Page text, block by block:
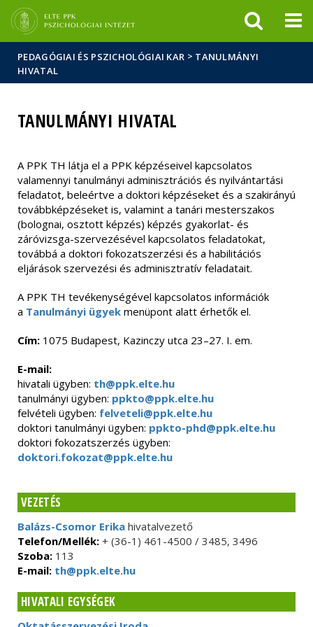
sajtóban
PEDAGÓGIAI ÉS PSZICHOLÓGIAI KAR > TANULMÁNYI
HIVATAL
TANULMÁNYI HIVATAL
A PPK TH látja el a PPK képzéseivel kapcsolatos
valamennyi tanulmányi adminisztrációs és nyilvántartási
feladatot, beleértve a doktori képzéseket és a szakirányú
továbbképzéseket is, valamint a tanári mesterszakos
(bolognai, osztott képzés) képzés gyakorlat- és
záróvizsga-szervezésével kapcsolatos feladatokat,
továbbá a doktori fokozatszerzési és a habilitációs
eljárások szervezési és adminisztratív feladatait.
A PPK TH tevékenységével kapcsolatos információk
a Tanulmányi ügyek menüpont alatt érhetők el.
Cím: 1075 Budapest, Kazinczy utca 23–27. I. em.
E-mail:
hivatali ügyben: th@ppk.elte.hu
tanulmányi ügyben: ppkto@ppk.elte.hu
felvételi ügyben: felveteli@ppk.elte.hu
doktori tanulmányi ügyben: ppkto-phd@ppk.elte.hu
doktori fokozatszerzés ügyben:
doktori.fokozat@ppk.elte.hu
VEZETÉS
Balázs-Csomor Erika hivatalvezető
Telefon/Mellék: + (36-1) 461-4500 / 3485, 3496
Szoba: 113
E-mail: th@ppk.elte.hu
HIVATALI EGYSÉGEK